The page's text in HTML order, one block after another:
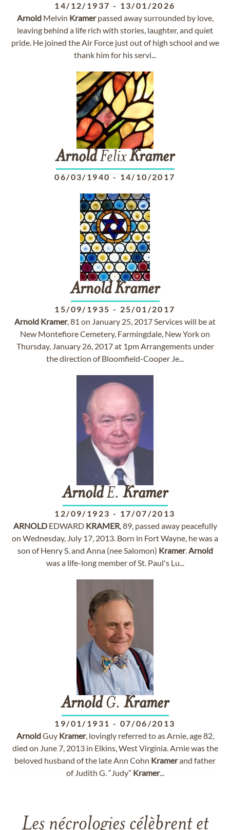
14/12/1937 - 13/01/2026
ArnoldMelvin Kramerpassed away surrounded by love,
leaving behind a life rich with stories, laughter, and quiet
pride. He joined the Air Force just out of high school and we
thank him for his servi...
ArnoldFelixKramer
06/03/1940 - 14/10/2017
Arnold Kramer
15/09/1935 - 25/01/2017
Arnold Kramer, 81 on January 25, 2017 Services will be at
New Montefiore Cemetery, Farmingdale, New York on
Thursday, January 26, 2017 at 1pm Arrangements under
the direction of Bloomfield-Cooper Je...
ArnoldE. Kramer
12/09/1923 - 17/07/2013
ARNOLDEDWARD KRAMER, 89, passed away peacefully
on Wednesday, July 17, 2013. Born in Fort Wayne, he was a
son of Henry S. and Anna (nee Salomon) Kramer.Arnold
was a life-long member of St. Paul's Lu...
ArnoldG. Kramer
19/01/1931 - 07/06/2013
ArnoldGuy Kramer, lovingly referred to as Arnie, age 82,
died on June 7, 2013 in Elkins, West Virginia. Arnie was the
beloved husband of the late Ann Cohn Kramerand father
of Judith G. “Judy” Kramer...
Les nécrologies célèbrent et